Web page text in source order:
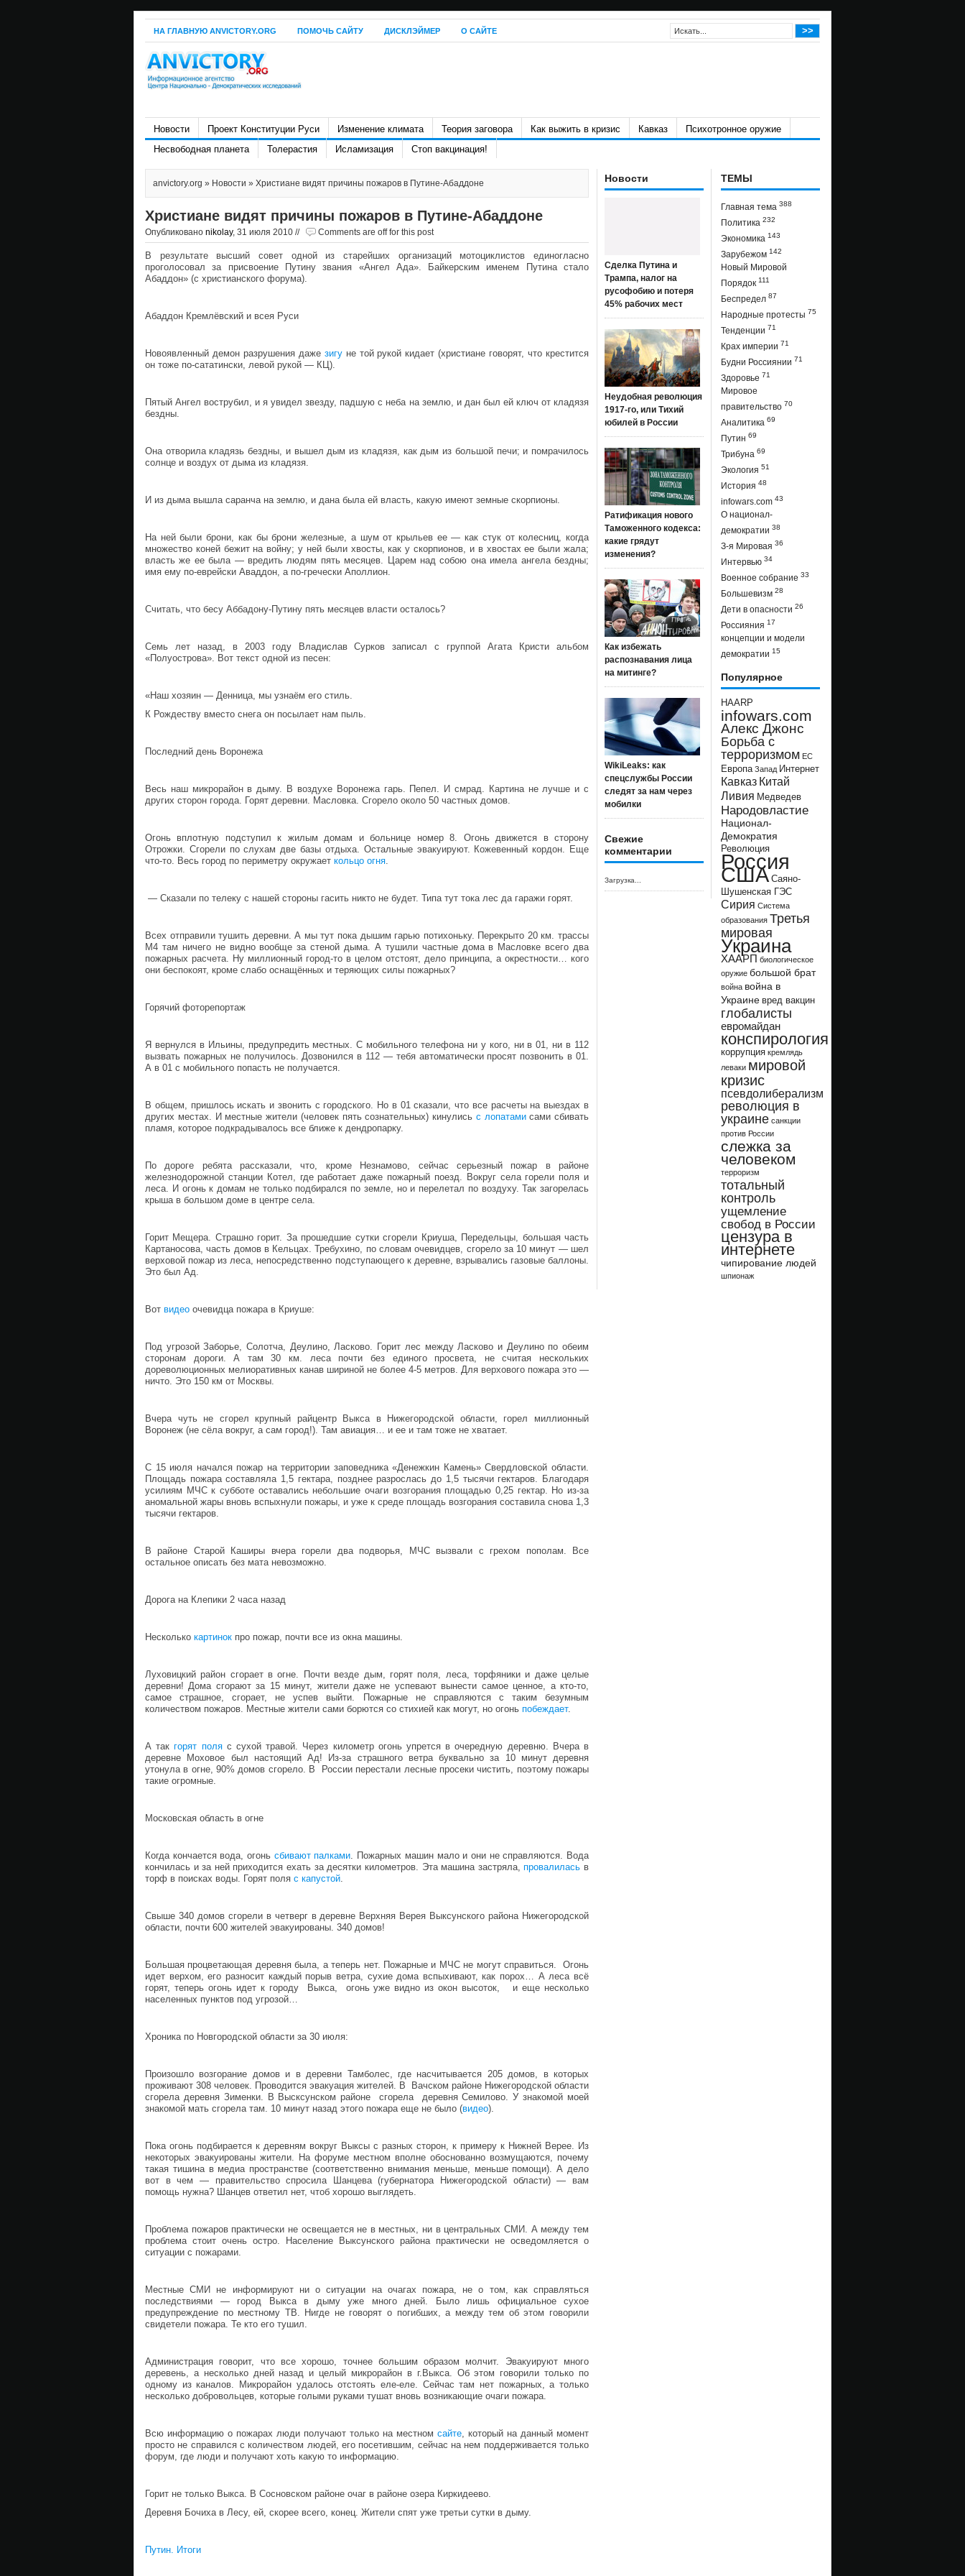
НА ГЛАВНУЮ ANVICTORY.ORG ПОМОЧЬ САЙТУ ДИСКЛЭЙМЕР О САЙТЕ
Новости Проект Конституции Руси Изменение климата Теория заговора Как выжить в кризис Кавказ
Психотронное оружие
Несвободная планета
Толерастия Исламизация Стоп вакцинация!
anvictory.org » Новости » Христиане видят причины пожаров в Путине-Абаддоне
Христиане видят причины пожаров в Путине-Абаддоне
Опубликовано nikolay, 31 июля 2010 // Comments are off for this post
В результате высший совет одной из старейших организаций мотоциклистов единогласно
проголосовал за присвоение Путину звания «Ангел Ада». Байкерским именем Путина стало
Абаддон» (с христианского форума).
Абаддон Кремлёвский и всея Руси
Hовоявленный демон разрушения даже зигуне той рукой кидает (христиане говорят, что крестится
он тоже по-сататински, левой рукой — КЦ).
Пятый Ангел вострубил, и я увидел звезду, падшую с неба на землю, и дан был ей ключ от кладязя
бездны.
Она отворила кладязь бездны, и вышел дым из кладязя, как дым из большой печи; и помрачилось
солнце и воздух от дыма из кладязя.
И из дыма вышла саранча на землю, и дана была ей власть, какую имеют земные скорпионы.
На ней были брони, как бы брони железные, а шум от крыльев ее — как стук от колесниц, когда
множество коней бежит на войну; у ней были хвосты, как у скорпионов, и в хвостах ее были жала;
власть же ее была — вредить людям пять месяцев. Царем над собою она имела ангела бездны;
имя ему по-еврейски Аваддон, а по-гречески Аполлион.
Считать, что бесу Аббадону-Путину пять месяцев власти осталось?
Семь лет назад, в 2003 году Владислав Сурков записал с группой Агата Кристи альбом
«Полуострова». Вот текст одной из песен:
«Наш хозяин — Денница, мы узнаём его стиль.
К Рождеству вместо снега он посылает нам пыль.
Последний день Воронежа
Весь наш микрорайон в дыму. В воздухе Воронежа гарь. Пепел. И смрад. Картина не лучше и с
других сторон города. Горят деревни. Масловка. Сгорело около 50 частных домов.
Огонь вплотную подступил к жилым домам и больнице номер 8. Огонь движется в сторону
Отрожки. Сгорели по слухам две базы отдыха. Остальные эвакуируют. Кожевенный кордон. Еще
что-то. Весь город по периметру окружает кольцо огня.
— Сказали по телеку с нашей стороны гасить никто не будет. Типа тут тока лес да гаражи горят.
Всех отправили тушить деревни. А мы тут пока дышим гарью потихоньку. Перекрыто 20 км. трассы
М4 там ничего не видно вообще за стеной дыма. А тушили частные дома в Масловке всего два
пожарных расчета. Ну миллионный город-то в целом отстоят, дело принципа, а окрестности… кого
они беспокоят, кроме слабо оснащённых и теряющих силы пожарных?
Горячий фоторепортаж
Я вернулся в Ильины, предупредить местных. С мобильного телефона ни у кого, ни в 01, ни в 112
вызвать пожарных не получилось. Дозвонился в 112 — тебя автоматически просят позвонить в 01.
А в 01 с мобильного попасть не получается.
В общем, пришлось искать и звонить с городского. Но в 01 сказали, что все расчеты на выездах в
других местах. И местные жители (человек пять сознательных) кинулись с лопатамисами сбивать
пламя, которое подкрадывалось все ближе к дендропарку.
По дороге ребята рассказали, что, кроме Незнамово, сейчас серьезный пожар в районе
железнодорожной станции Котел, где работает даже пожарный поезд. Вокруг села горели поля и
леса. И огонь к домам не только подбирался по земле, но и перелетал по воздуху. Так загорелась
крыша в большом доме в центре села.
Горит Мещера. Страшно горит. За прошедшие сутки сгорели Криуша, Передельцы, большая часть
Картаносова, часть домов в Кельцах. Требухино, по словам очевидцев, сгорело за 10 минут — шел
верховой пожар из леса, непосредственно подступающего к деревне, взрывались газовые баллоны.
Это был Ад.
Вот видео очевидца пожара в Криуше:
Под угрозой Заборье, Солотча, Деулино, Ласково. Горит лес между Ласково и Деулино по обеим
сторонам дороги. А там 30 км. леса почти без единого просвета, не считая нескольких
дореволюционных мелиоративных канав шириной не более 4-5 метров. Для верхового пожара это —
ничто. Это 150 км от Москвы.
Вчера чуть не сгорел крупный райцентр Выкса в Нижегородской области, горел миллионный
Воронеж (не сёла вокруг, а сам город!). Там авиация… и ее и там тоже не хватает.
С 15 июля начался пожар на территории заповедника «Денежкин Камень» Свердловской области.
Площадь пожара составляла 1,5 гектара, позднее разрослась до 1,5 тысячи гектаров. Благодаря
усилиям МЧС к субботе оставались небольшие очаги возгорания площадью 0,25 гектар. Но из-за
аномальной жары вновь вспыхнули пожары, и уже к среде площадь возгорания составила снова 1,3
тысячи гектаров.
В районе Старой Каширы вчера горели два подворья, МЧС вызвали с грехом пополам. Все
остальное описать без мата невозможно.
Дорога на Клепики 2 часа назад
Несколько картинок про пожар, почти все из окна машины.
Луховицкий район сгорает в огне. Почти везде дым, горят поля, леса, торфяники и даже целые
деревни! Дома сгорают за 15 минут, жители даже не успевают вынести самое ценное, а кто-то,
самое страшное, сгорает, не успев выйти. Пожарные не справляются с таким безумным
количеством пожаров. Местные жители сами борются со стихией как могут, но огонь побеждает.
А такгорят поляс сухой травой. Через километр огонь упрется в очередную деревню. Вчера в
деревне Моховое был настоящий Ад! Из-за страшного ветра буквально за 10 минут деревня
утонула в огне, 90% домов сгорело. В России перестали лесные просеки чистить, поэтому пожары
такие огромные.
Московская область в огне
Когда кончается вода, огонь сбивают палками. Пожарных машин мало и они не справляются. Вода
кончилась и за ней приходится ехать за десятки километров. Эта машина застряла,провалилась в
торф в поисках воды. Горят поля с капустой.
Свыше 340 домов сгорели в четверг в деревне Верхняя Верея Выксунского района Нижегородской
области, почти 600 жителей эвакуированы. 340 домов!
Большая процветающая деревня была, а теперь нет. Пожарные и МЧС не могут справиться. Огонь
идет верхом, его разносит каждый порыв ветра, сухие дома вспыхивают, как порох… А леса всё
горят, теперь огонь идет к городу Выкса, огонь уже видно из окон высоток, и еще несколько
населенных пунктов под угрозой…
Хроника по Новгородской области за 30 июля:
Произошло возгорание домов и в деревни Тамболес, где насчитывается 205 домов, в которых
проживают 308 человек. Проводится эвакуация жителей. В Вачском районе Нижегородской области
сгорела деревня Зименки. В Высксунском районе сгорела деревня Семилово. У знакомой моей
знакомой мать сгорела там. 10 минут назад этого пожара еще не было (видео).
Пока огонь подбирается к деревням вокруг Выксы с разных сторон, к примеру к Нижней Верее. Из
некоторых эвакуированы жители. На форуме местном вполне обоснованно возмущаются, почему
такая тишина в медиа пространстве (соответственно внимания меньше, меньше помощи). А дело
вот в чем — правительство спросила Шанцева (губернатора Нижегородской области) — вам
помощь нужна? Шанцев ответил нет, чтоб хорошо выглядеть.
Проблема пожаров практически не освещается не в местных, ни в центральных СМИ. А между тем
проблема стоит очень остро. Население Выксунского района практически не осведомляется о
ситуации с пожарами.
Местные СМИ не информируют ни о ситуации на очагах пожара, не о том, как справляться
последствиями — город Выкса в дыму уже много дней. Было лишь официальное сухое
предупреждение по местному ТВ. Нигде не говорят о погибших, а между тем об этом говорили
свидетели пожара. Те кто его тушил.
Администрация говорит, что все хорошо, точнее большим образом молчит. Эвакуируют много
деревень, а несколько дней назад и целый микрорайон в г.Выкса. Об этом говорили только по
одному из каналов. Микрорайон удалось отстоять еле-еле. Сейчас там нет пожарных, а только
несколько добровольцев, которые голыми руками тушат вновь возникающие очаги пожара.
Всю информацию о пожарах люди получают только на местном сайте, который на данный момент
просто не справился с количеством людей, его посетившим, сейчас на нем поддерживается только
форум, где люди и получают хоть какую то информацию.
Горит не только Выкса. В Сосновском районе очаг в районе озера Киркидеево.
Деревня Бочиха в Лесу, ей, скорее всего, конец. Жители спят уже третьи сутки в дыму.
Путин. Итоги
Новости
Сделка Путина и
Трампа, налог на
русофобию и потеря
45% рабочих мест
Неудобная революция
1917-го, или Тихий
юбилей в России
Ратификация нового
Таможенного кодекса:
какие грядут
изменения?
Как избежать
распознавания лица
на митинге?
WikiLeaks: как
спецслужбы России
следят за нам через
мобилки
Свежие
комментарии
Загрузка...
ТЕМЫ
Главная тема 388
Политика 232
Экономика 143
Зарубежом 142
Новый Мировой
Порядок 111
Беспредел 87
Народные протесты 75
Тенденции 71
Крах империи 71
Будни Россиянии 71
Здоровье 71
Мировое
правительство 70
Аналитика 69
Путин 69
Трибуна 69
Экология 51
История 48
infowars.com 43
О национал-
демократии 38
З-я Мировая 36
Интервью 34
Военное собрание 33
Большевизм 28
Дети в опасности 26
Россияния 17
концепции и модели
демократии 15
Популярное
HAARP
infowars.com
Алекс Джонс
Борьба с
терроризмом ЕС
Европа Запад Интернет
Кавказ Китай
Ливия Медведев
Народовластие
Национал-
Демократия
Революция
Россия
США Саяно-
Шушенская ГЭС
Сирия Система
образования Третья
мировая
Украина
ХААРП биологическое
оружие большой брат
война война в
Украине вред вакцин
глобалисты
евромайдан
конспирология
коррупция кремлядь
леваки мировой
кризис
псевдолиберализм
революция в
украине санкции
против России
слежка за
человеком
терроризм
тотальный
контроль
ущемление
свобод в России
цензура в
интернете
чипирование людей
шпионаж